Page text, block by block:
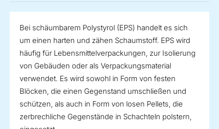
Bei schäumbarem Polystyrol (EPS) handelt es sich
um einen harten und zähen Schaumstoff. EPS wird
häufig für Lebensmittelverpackungen, zur Isolierung
von Gebäuden oder als Verpackungsmaterial
verwendet. Es wird sowohl in Form von festen
Blöcken, die einen Gegenstand umschließen und
schützen, als auch in Form von losen Pellets, die
zerbrechliche Gegenstände in Schachteln polstern,